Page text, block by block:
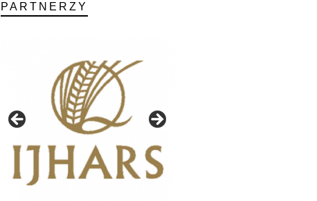
PARTNERZY